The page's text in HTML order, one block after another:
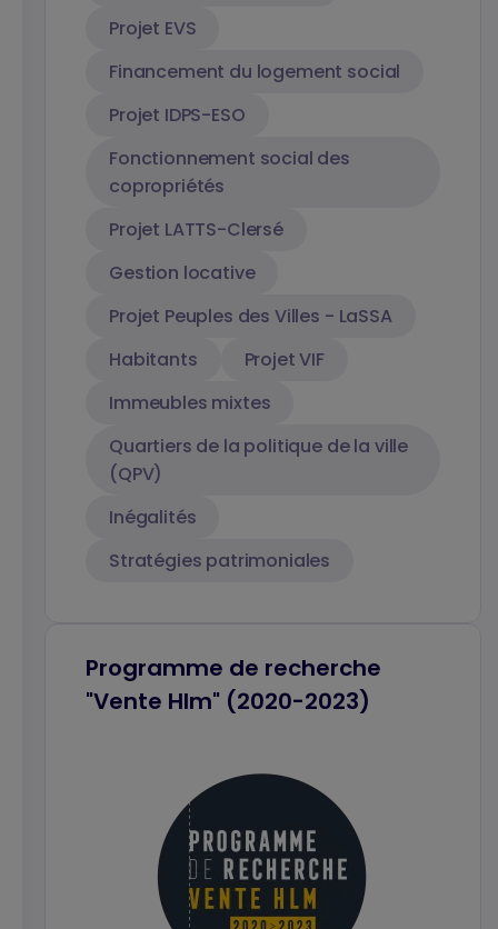
Projet EVS
Financement du logement social
Projet IDPS-ESO
Fonctionnement social des
copropriétés
Projet LATTS-Clersé
Gestion locative
Projet Peuples des Villes - LaSSA
Habitants
Projet VIF
Immeubles mixtes
Quartiers de la politique de la ville
(QPV)
Inégalités
Stratégies patrimoniales
Programme de recherche
"Vente Hlm" (2020-2023)